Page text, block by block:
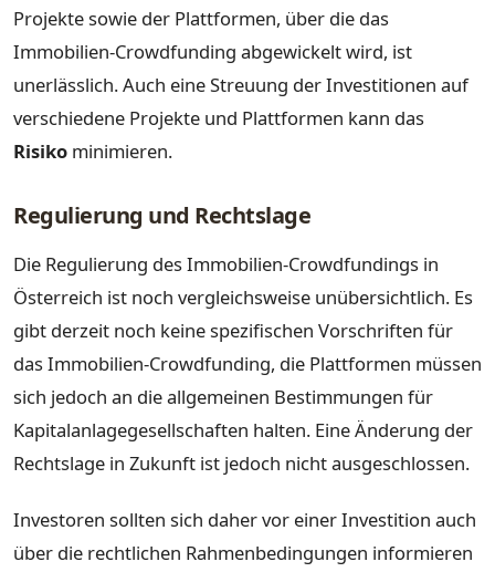
Projekte sowie der Plattformen, über die das
Immobilien-Crowdfunding abgewickelt wird, ist
unerlässlich. Auch eine Streuung der Investitionen auf
verschiedene Projekte und Plattformen kann das
Risiko minimieren.
Regulierung und Rechtslage
Die Regulierung des Immobilien-Crowdfundings in
Österreich ist noch vergleichsweise unübersichtlich. Es
gibt derzeit noch keine spezifischen Vorschriften für
das Immobilien-Crowdfunding, die Plattformen müssen
sich jedoch an die allgemeinen Bestimmungen für
Kapitalanlagegesellschaften halten. Eine Änderung der
Rechtslage in Zukunft ist jedoch nicht ausgeschlossen.
Investoren sollten sich daher vor einer Investition auch
über die rechtlichen Rahmenbedingungen informieren